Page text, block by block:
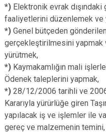
*) Elektronik evrak
faaliyetlerini düzenlemek ve
*) Genel bütçeden
gerçekleştirilmesini
yürütmek,
*) Kaymakamlığın mali
Ödenek taleplerini yapmak,
*) 28/12/2006 tarihli ve
Kararıyla yürürlüğe giren
yapılacak iş ve işlemler ile
gereç ve malzemenin temini,